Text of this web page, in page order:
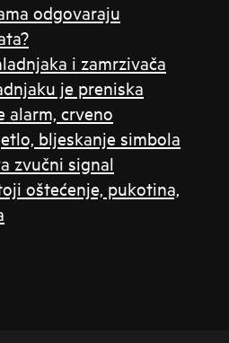
odgovaraju
i zamrzivača
je preniska
alarm, crveno
bljeskanje simbola
zvučni signal
oštećenje, pukotina,